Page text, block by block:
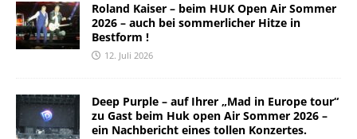
Roland Kaiser – beim HUK Open Air Sommer
2026 – auch bei sommerlicher Hitze in
Bestform !
12. Juli 2026
Deep Purple – auf Ihrer „Mad in Europe tour“
zu Gast beim Huk open Air Sommer 2026 –
ein Nachbericht eines tollen Konzertes.